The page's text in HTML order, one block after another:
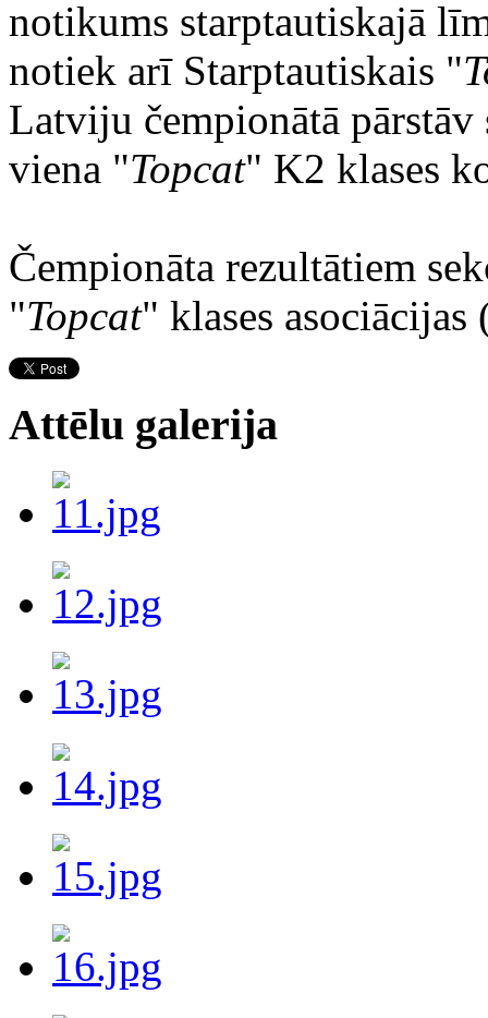
notikums starptautiskajā
notiek arī Starptautiskais "
Latviju čempionātā pārstāv
viena "Topcat" K2 klases
Čempionāta rezultātiem
"Topcat" klases
Attēlu galerija